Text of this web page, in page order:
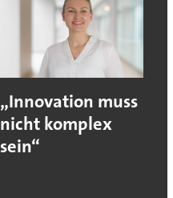
„Innovation muss
nicht komplex
sein“